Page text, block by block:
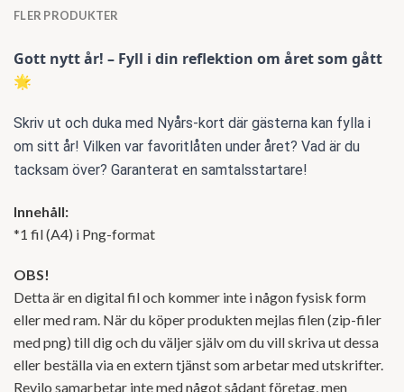
FLER PRODUKTER
Gott nytt år! – Fyll i din reflektion om året som gått
🌟
Skriv ut och duka med Nyårs-kort där gästerna kan fylla i
om sitt år! Vilken var favoritlåten under året? Vad är du
tacksam över? Garanterat en samtalsstartare!
Innehåll:
*1 fil (A4) i Png-format
OBS!
Detta är en digital fil och kommer inte i någon fysisk form
eller med ram. När du köper produkten mejlas filen (zip-filer
med png) till dig och du väljer själv om du vill skriva ut dessa
eller beställa via en extern tjänst som arbetar med utskrifter.
Revilo samarbetar inte med något sådant företag, men